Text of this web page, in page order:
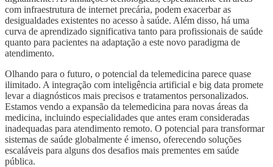
com infraestrutura de internet precária, podem exacerbar as
desigualdades existentes no acesso à saúde. Além disso, há uma
curva de aprendizado significativa tanto para profissionais de saúde
quanto para pacientes na adaptação a este novo paradigma de
atendimento.
Olhando para o futuro, o potencial da telemedicina parece quase
ilimitado. A integração com inteligência artificial e big data promete
levar a diagnósticos mais precisos e tratamentos personalizados.
Estamos vendo a expansão da telemedicina para novas áreas da
medicina, incluindo especialidades que antes eram consideradas
inadequadas para atendimento remoto. O potencial para transformar
sistemas de saúde globalmente é imenso, oferecendo soluções
escaláveis para alguns dos desafios mais prementes em saúde
pública.